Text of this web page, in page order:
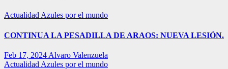
Actualidad Azules por el mundo
CONTINUA LA PESADILLA DE ARAOS: NUEVA LESIÓN.
Feb 17, 2024 Alvaro Valenzuela
Actualidad Azules por el mundo